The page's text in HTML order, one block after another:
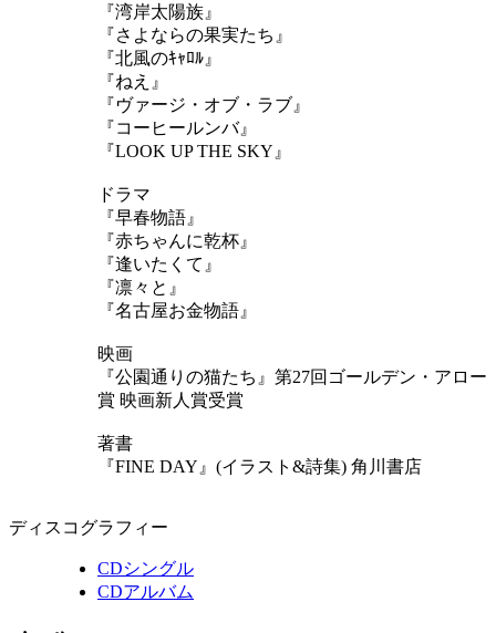
『湾岸太陽族』
『さよならの果実たち』
『北風のｷｬﾛﾙ』
『ねえ』
『ヴァージ・オブ・ラブ』
『コーヒールンバ』
『LOOK UP THE SKY』
ドラマ
『早春物語』
『赤ちゃんに乾杯』
『逢いたくて』
『凛々と』
『名古屋お金物語』
映画
『公園通りの猫たち』第27回ゴールデン・アロー
賞 映画新人賞受賞
著書
『FINE DAY』(イラスト&詩集) 角川書店
ディスコグラフィー
CDシングル
CDアルバム